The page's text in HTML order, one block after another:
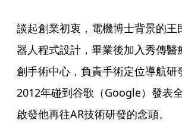
談起創業初衷，電機博士背景的王
器人程式設計，畢業後加入秀傳醫
創手術中心，負責手術定位導航研
2012年碰到谷歌（Google）發表
啟發他再往AR技術研發的念頭。